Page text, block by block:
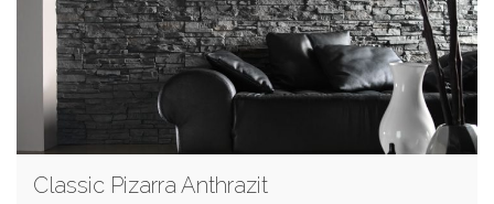
Classic Pizarra Anthrazit